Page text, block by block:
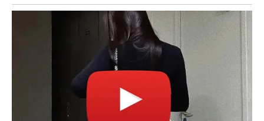
to neće poći za rukom. Što više budete glumili da vam
nije stalo, srce će vas jače izdavati.
Jedna osoba želi ozbiljan razgovor sa vama. Moguće je
da ćete morati da priznate ono što dugo krijete.
Ako ste slobodni, danas je moguć susret koji će vam
potpuno promeniti pogled na ljubav. Privlačnost će biti